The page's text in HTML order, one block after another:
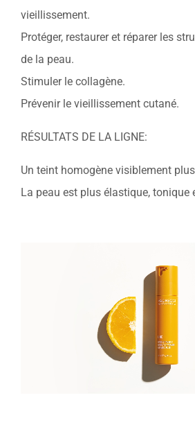
vieillissement.
Protéger, restaurer et réparer les
de la peau.
Stimuler le collagène.
Prévenir le vieillissement cutané.
RÉSULTATS DE LA LIGNE:
Un teint homogène visiblement
La peau est plus élastique, tonique